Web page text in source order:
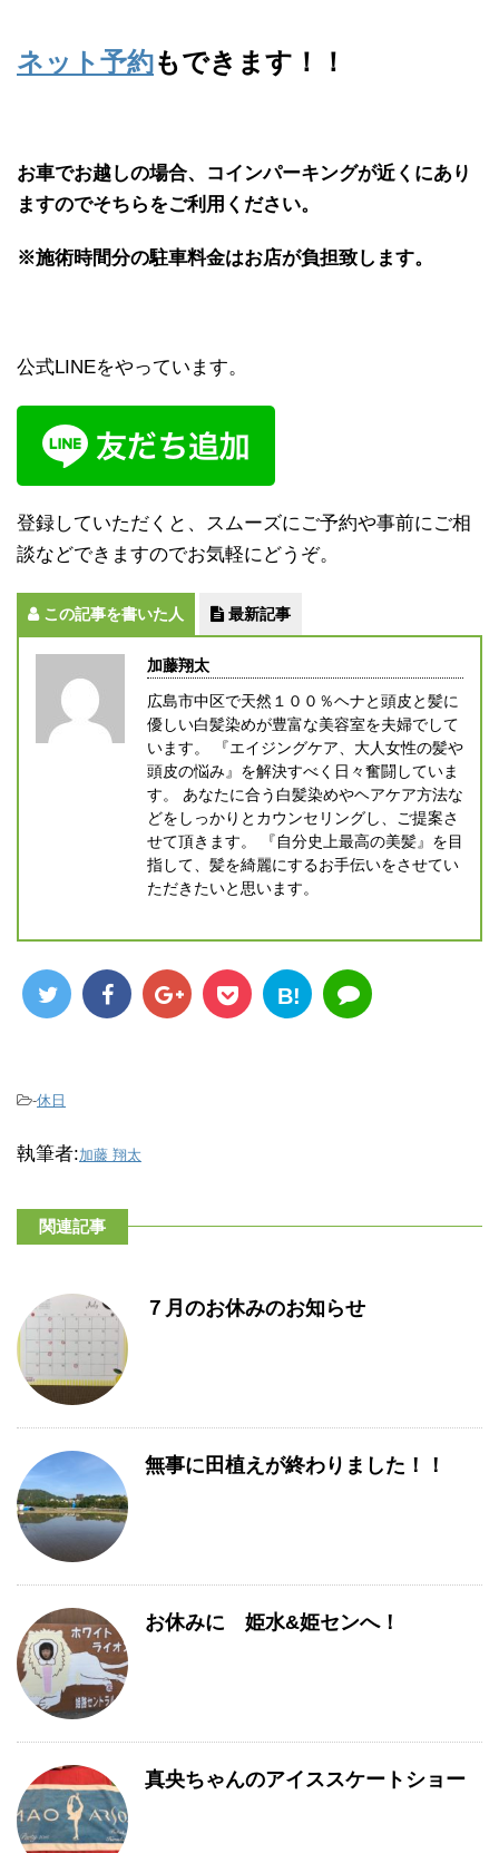
ネット予約もできます！！
お車でお越しの場合、コインパーキングが近くにあり
ますのでそちらをご利用ください。
※施術時間分の駐車料金はお店が負担致します。
公式LINEをやっています。
登録していただくと、スムーズにご予約や事前にご相
談などできますのでお気軽にどうぞ。
この記事を書いた人 最新記事
加藤翔太
広島市中区で天然１００％ヘナと頭皮と髪に
優しい白髪染めが豊富な美容室を夫婦でして
います。 『エイジングケア、大人女性の髪や
頭皮の悩み』を解決すべく日々奮闘していま
す。 あなたに合う白髪染めやヘアケア方法な
どをしっかりとカウンセリングし、ご提案さ
せて頂きます。 『自分史上最高の美髪』を目
指して、髪を綺麗にするお手伝いをさせてい
ただきたいと思います。
B!
-休日
執筆者:加藤 翔太
関連記事
７月のお休みのお知らせ
無事に田植えが終わりました！！
お休みに 姫水&姫センへ！
真央ちゃんのアイススケートショー